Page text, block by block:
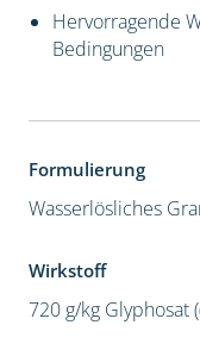
Hervorragende
Bedingungen
Formulierung
Wasserlösliches
Wirkstoff
720 g/kg Glyphosat